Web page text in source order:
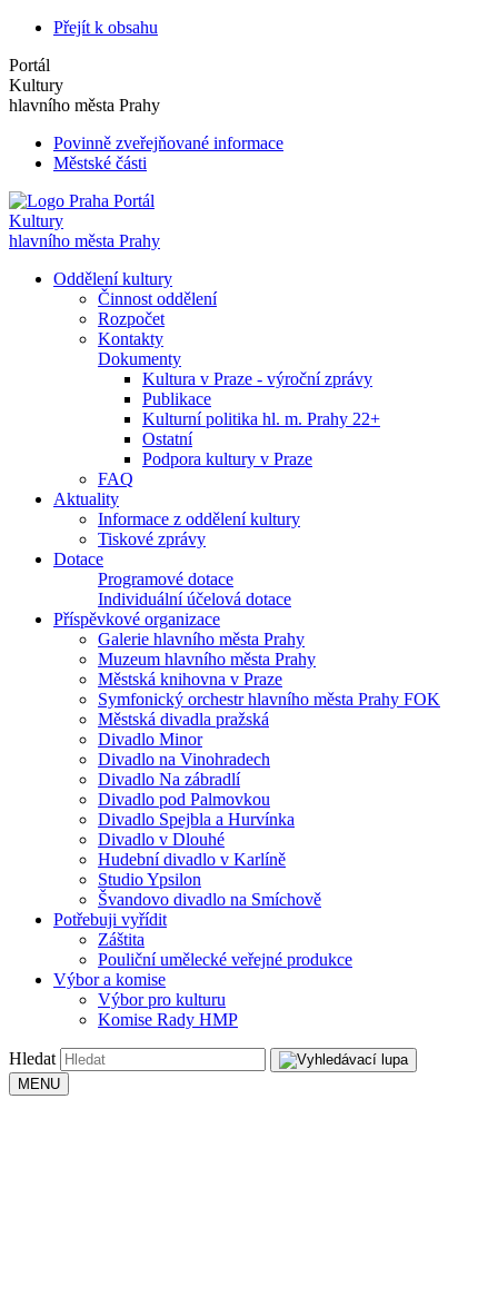
Přejít k obsahu
Portál
Kultury
hlavního města Prahy
Povinně zveřejňované informace
Městské části
Portál
Kultury
hlavního města Prahy
Oddělení kultury
Činnost oddělení
Rozpočet
Kontakty
Dokumenty
Kultura v Praze - výroční zprávy
Publikace
Kulturní politika hl. m. Prahy 22+
Ostatní
Podpora kultury v Praze
FAQ
Aktuality
Informace z oddělení kultury
Tiskové zprávy
Dotace
Programové dotace
Individuální účelová dotace
Příspěvkové organizace
Galerie hlavního města Prahy
Muzeum hlavního města Prahy
Městská knihovna v Praze
Symfonický orchestr hlavního města Prahy FOK
Městská divadla pražská
Divadlo Minor
Divadlo na Vinohradech
Divadlo Na zábradlí
Divadlo pod Palmovkou
Divadlo Spejbla a Hurvínka
Divadlo v Dlouhé
Hudební divadlo v Karlíně
Studio Ypsilon
Švandovo divadlo na Smíchově
Potřebuji vyřídit
Záštita
Pouliční umělecké veřejné produkce
Výbor a komise
Výbor pro kulturu
Komise Rady HMP
Hledat
MENU